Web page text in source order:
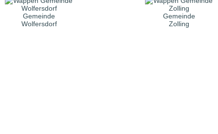
Gemeinde
Wolfersdorf
Gemeinde
Zolling